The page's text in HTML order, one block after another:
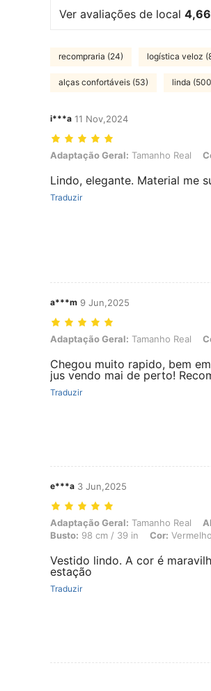
Ver avaliações de local 4,66
recompraria (24) logística veloz
alças confortáveis (53) linda
i***a 11 Nov,2024
Adaptação Geral: Tamanho Real, Cor:
Adaptação Geral: Tamanho Real
Lindo, elegante. Material me
Traduzir
a***m 9 Jun,2025
Adaptação Geral: Tamanho Real, Cor:
Adaptação Geral: Tamanho Real
Chegou muito rapido, bem
jus vendo mai de perto!
Traduzir
e***a 3 Jun,2025
Adaptação Geral: Tamanho Real, Altura:
Adaptação Geral: Tamanho Real
Busto: 98 cm / 39 in Cor: Vermelho
Vestido lindo. A cor é
estação
Traduzir